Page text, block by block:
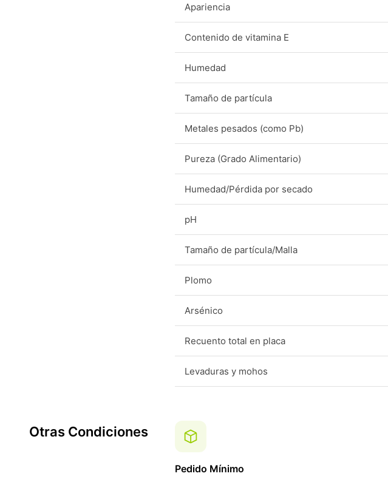
Apariencia
Contenido de vitamina E
Humedad
Tamaño de partícula
Metales pesados (como Pb)
Pureza (Grado Alimentario)
Humedad/Pérdida por secado
pH
Tamaño de partícula/Malla
Plomo
Arsénico
Recuento total en placa
Levaduras y mohos
Otras Condiciones
Pedido Mínimo